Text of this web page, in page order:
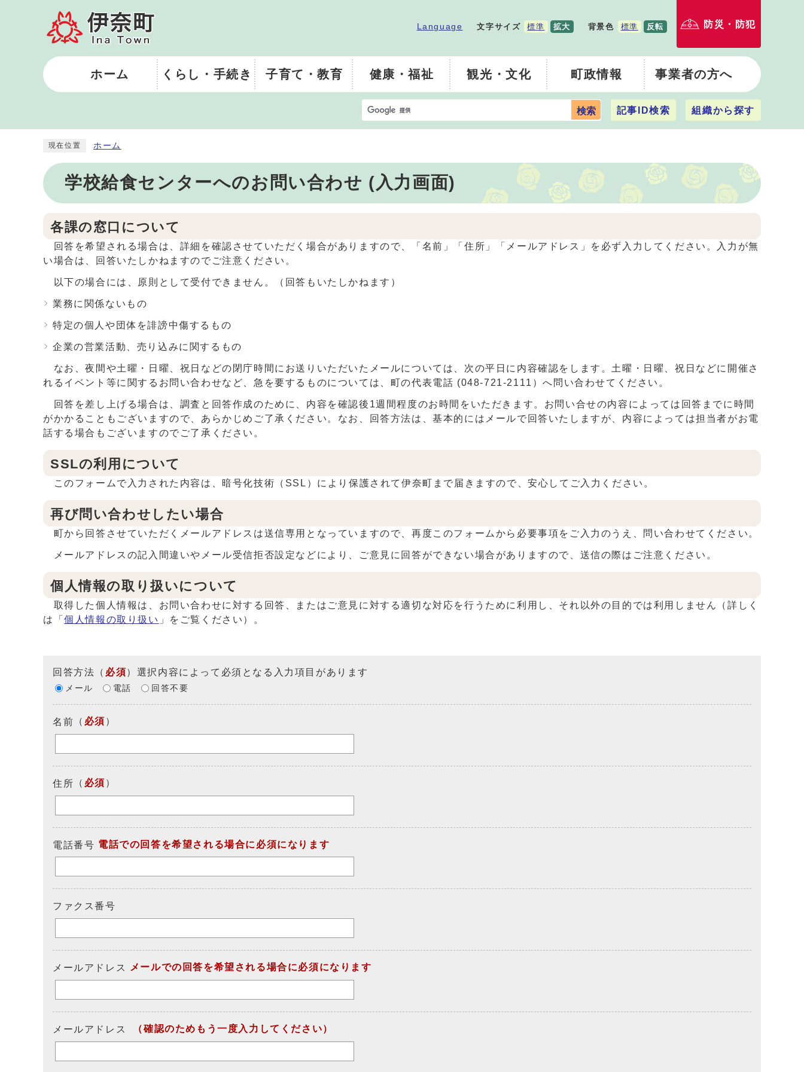
Language 文字サイズ 標準 拡大 背景色 標準 反転 防災・防犯
ホーム くらし・手続き 子育て・教育 健康・福祉 観光・文化 町政情報 事業者の方へ
検索 記事ID検索 組織から探す
現在位置 ホーム
学校給食センターへのお問い合わせ (入力画面)
各課の窓口について
回答を希望される場合は、詳細を確認させていただく場合がありますので、「名前」「住所」「メールアドレス」を必ず入力してください。入力が無
い場合は、回答いたしかねますのでご注意ください。
以下の場合には、原則として受付できません。（回答もいたしかねます）
業務に関係ないもの
特定の個人や団体を誹謗中傷するもの
企業の営業活動、売り込みに関するもの
なお、夜間や土曜・日曜、祝日などの閉庁時間にお送りいただいたメールについては、次の平日に内容確認をします。土曜・日曜、祝日などに開催さ
れるイベント等に関するお問い合わせなど、急を要するものについては、町の代表電話 (048-721-2111）へ問い合わせてください。
回答を差し上げる場合は、調査と回答作成のために、内容を確認後1週間程度のお時間をいただきます。お問い合せの内容によっては回答までに時間
がかかることもございますので、あらかじめご了承ください。なお、回答方法は、基本的にはメールで回答いたしますが、内容によっては担当者がお電
話する場合もございますのでご了承ください。
SSLの利用について
このフォームで入力された内容は、暗号化技術（SSL）により保護されて伊奈町まで届きますので、安心してご入力ください。
再び問い合わせしたい場合
町から回答させていただくメールアドレスは送信専用となっていますので、再度このフォームから必要事項をご入力のうえ、問い合わせてください。
メールアドレスの記入間違いやメール受信拒否設定などにより、ご意見に回答ができない場合がありますので、送信の際はご注意ください。
個人情報の取り扱いについて
取得した個人情報は、お問い合わせに対する回答、またはご意見に対する適切な対応を行うために利用し、それ以外の目的では利用しません（詳しく
は「個人情報の取り扱い 」をご覧ください）。
回答方法 （ 必須）選択内容によって必須となる入力項目があります
メール 電話 回答不要
名前 （ 必須 ）
住所 （ 必須 ）
電話番号 電話での回答を希望される場合に必須になります
ファクス番号
メールアドレス メールでの回答を希望される場合に必須になります
メールアドレス （確認のためもう一度入力してください）